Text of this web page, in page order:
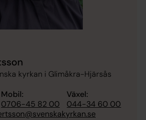
kyrkan i Glimåkra-Hjärsås
Mobil:
0706-45 82 00
Växel:
044-34 60 00